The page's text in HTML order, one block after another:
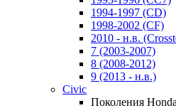
1994-1997 (CD)
1998-2002 (CF)
2010 - н.в.
7 (2003-2007)
8 (2008-2012)
9 (2013 - н.в.)
Civic
Поколения